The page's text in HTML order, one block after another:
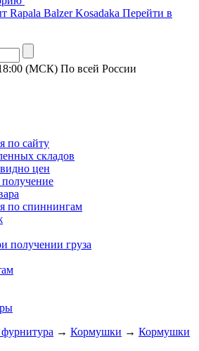
Rapala BalzerKosadaka Перейти в
(МСК) По всей России
по сайту
складов
цен
по спиннингам
получении груза
→ Кормушки → Кормушки